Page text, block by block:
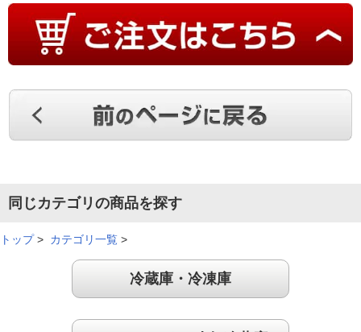
同じカテゴリの商品を探す
トップ> カテゴリ一覧 >
冷蔵庫・冷凍庫